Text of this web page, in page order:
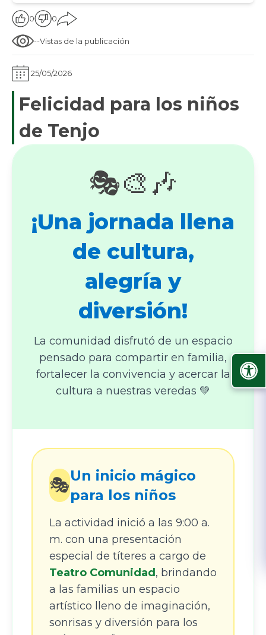
0 0
--Vistas de la publicación
25/05/2026
Felicidad para los niños
de Tenjo
🎭🎨🎶
¡Una jornada llena
de cultura,
alegría y
diversión!
La comunidad disfrutó de un espacio
pensado para compartir en familia,
fortalecer la convivencia y acercar la
cultura a nuestras veredas 💚
🎭Un inicio mágico
para los niños
La actividad inició a las 9:00 a.
m. con una presentación
especial de títeres a cargo de
Teatro Comunidad, brindando
a las familias un espacio
artístico lleno de imaginación,
sonrisas y diversión para los